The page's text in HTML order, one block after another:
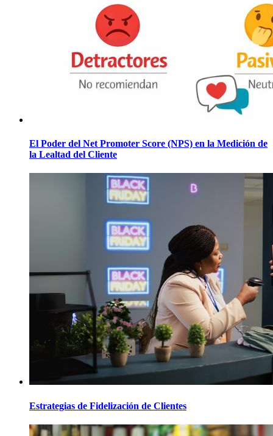
El Poder del Net Promoter Score (NPS) en la Medición de
la Lealtad del Cliente
Estrategias de Fidelización de Clientes